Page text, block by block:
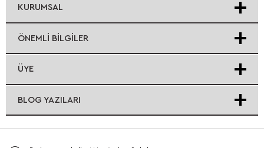
KURUMSAL
ÖNEMLI BILGILER
ÜYE
BLOG YAZILARI